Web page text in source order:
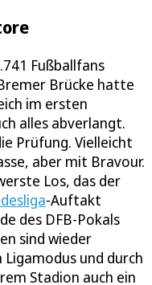
Fußballfans
Brücke hatte
im ersten
alles abverlangt.
Prüfung. Vielleicht
aber mit Bravour.
Los, das der
-Auftakt
des DFB-Pokals
sind wieder
und durch
Stadion auch ein